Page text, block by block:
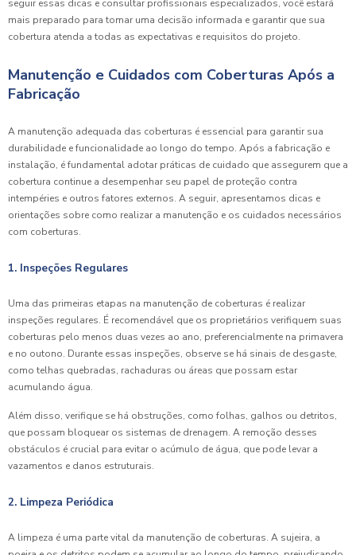
seguir essas dicas e consultar profissionais especializados, você estará
mais preparado para tomar uma decisão informada e garantir que sua
cobertura atenda a todas as expectativas e requisitos do projeto.
Manutenção e Cuidados com Coberturas Após a
Fabricação
A manutenção adequada das coberturas é essencial para garantir sua
durabilidade e funcionalidade ao longo do tempo. Após a fabricação e
instalação, é fundamental adotar práticas de cuidado que assegurem que a
cobertura continue a desempenhar seu papel de proteção contra
intempéries e outros fatores externos. A seguir, apresentamos dicas e
orientações sobre como realizar a manutenção e os cuidados necessários
com coberturas.
1. Inspeções Regulares
Uma das primeiras etapas na manutenção de coberturas é realizar
inspeções regulares. É recomendável que os proprietários verifiquem suas
coberturas pelo menos duas vezes ao ano, preferencialmente na primavera
e no outono. Durante essas inspeções, observe se há sinais de desgaste,
como telhas quebradas, rachaduras ou áreas que possam estar
acumulando água.
Além disso, verifique se há obstruções, como folhas, galhos ou detritos,
que possam bloquear os sistemas de drenagem. A remoção desses
obstáculos é crucial para evitar o acúmulo de água, que pode levar a
vazamentos e danos estruturais.
2. Limpeza Periódica
A limpeza é uma parte vital da manutenção de coberturas. A sujeira, a